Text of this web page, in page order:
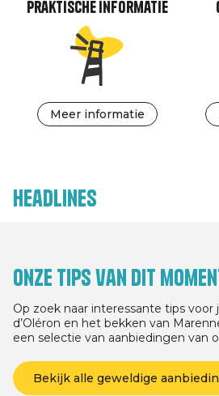
Praktische informatie
Meer informatie
Headlines
Onze tips van dit
Op zoek naar interessante tips voor
d’Oléron en het bekken van
een selectie van aanbiedingen van
Bekijk alle geweldige